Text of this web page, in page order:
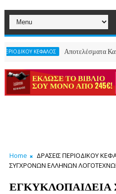
Αποτελέσματα Κατηγορίας
Home ΔΡΑΣΕΙΣ ΠΕΡΙΟΔΙΚΟΥ
ΣΥΓΧΡΟΝΩΝ ΕΛΛΗΝΩΝ